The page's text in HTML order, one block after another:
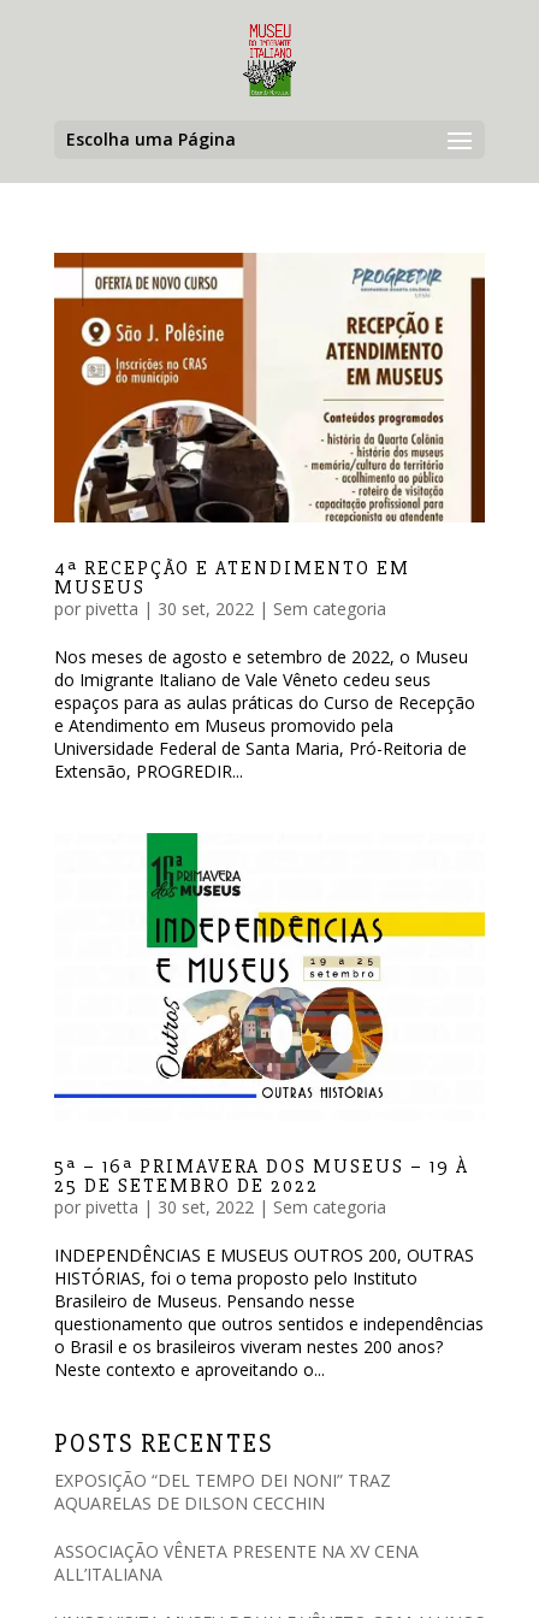
Escolha uma Página
4ª RECEPÇÃO E ATENDIMENTO EM
MUSEUS
por pivetta | 30 set, 2022| Sem categoria
Nos meses de agosto e setembro de 2022, o Museu
do Imigrante Italiano de Vale Vêneto cedeu seus
espaços para as aulas práticas do Curso de Recepção
e Atendimento em Museus promovido pela
Universidade Federal de Santa Maria, Pró-Reitoria de
Extensão, PROGREDIR...
5ª – 16ª PRIMAVERA DOS MUSEUS – 19 À
25 DE SETEMBRO DE 2022
por pivetta | 30 set, 2022| Sem categoria
INDEPENDÊNCIAS E MUSEUS OUTROS 200, OUTRAS
HISTÓRIAS, foi o tema proposto pelo Instituto
Brasileiro de Museus. Pensando nesse
questionamento que outros sentidos e independências
o Brasil e os brasileiros viveram nestes 200 anos?
Neste contexto e aproveitando o...
POSTS RECENTES
EXPOSIÇÃO “DEL TEMPO DEI NONI” TRAZ
AQUARELAS DE DILSON CECCHIN
ASSOCIAÇÃO VÊNETA PRESENTE NA XV CENA
ALL’ITALIANA